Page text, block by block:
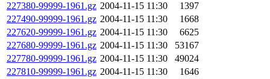
227380-99999-1961.gz 2004-11-15 11:30
1397
227490-99999-1961.gz 2004-11-15 11:30
1668
227620-99999-1961.gz 2004-11-15 11:30
6625
227680-99999-1961.gz 2004-11-15 11:30
53167
227780-99999-1961.gz 2004-11-15 11:30
49024
227810-99999-1961.gz 2004-11-15 11:30
1646